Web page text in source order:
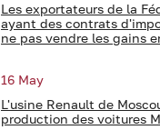
Les exportateurs de la
ayant des contrats
ne pas vendre les gains
16 May
L'usine Renault de
production des voitures